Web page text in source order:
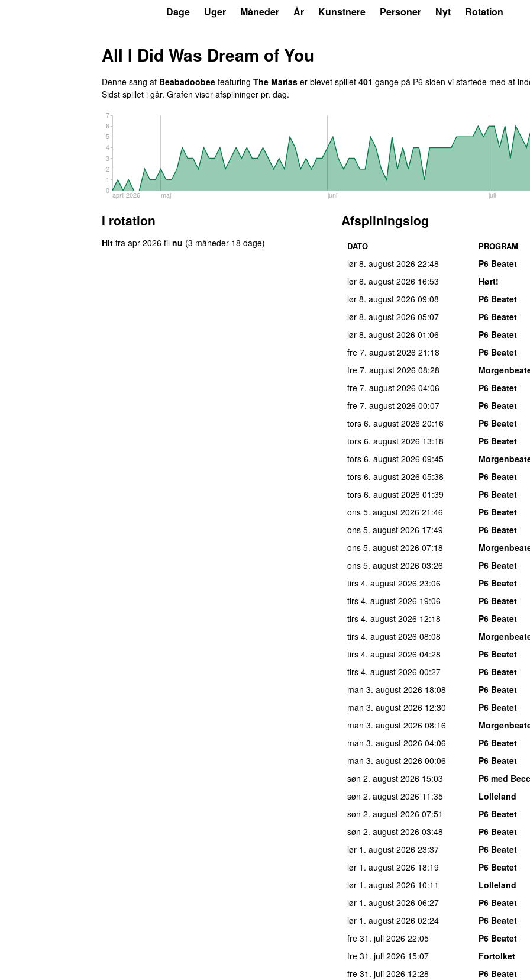
Dage Uger Måneder År Kunstnere Personer Nyt Rotation
All I Did Was Dream of You
Denne sang af Beabadoobee featuring The Marías er blevet spillet 401 gange på P6 siden vi startede med at
Sidst spillet i går. Grafen viser afspilninger pr. dag.
april 2026 maj juni juli
0
1
2
3
4
5
6
7
I rotation
Hit fra apr 2026 til nu (3 måneder 18 dage)
Afspilningslog
DATO PROGRAM
lør 8. august 2026 22:48
P6 Beatet
lør 8. august 2026 16:53
Hørt!
lør 8. august 2026 09:08
P6 Beatet
lør 8. august 2026 05:07
P6 Beatet
lør 8. august 2026 01:06
P6 Beatet
fre 7. august 2026 21:18
P6 Beatet
fre 7. august 2026 08:28
fre 7. august 2026 04:06
P6 Beatet
fre 7. august 2026 00:07
P6 Beatet
tors 6. august 2026 20:16
P6 Beatet
tors 6. august 2026 13:18
P6 Beatet
tors 6. august 2026 09:45
tors 6. august 2026 05:38
P6 Beatet
tors 6. august 2026 01:39
P6 Beatet
ons 5. august 2026 21:46
P6 Beatet
ons 5. august 2026 17:49
P6 Beatet
ons 5. august 2026 07:18
ons 5. august 2026 03:26
P6 Beatet
tirs 4. august 2026 23:06
P6 Beatet
tirs 4. august 2026 19:06
P6 Beatet
tirs 4. august 2026 12:18
P6 Beatet
tirs 4. august 2026 08:08
tirs 4. august 2026 04:28
P6 Beatet
tirs 4. august 2026 00:27
P6 Beatet
man 3. august 2026 18:08
P6 Beatet
man 3. august 2026 12:30
P6 Beatet
man 3. august 2026 08:16
man 3. august 2026 04:06
P6 Beatet
man 3. august 2026 00:06
P6 Beatet
søn 2. august 2026 15:03
P6 med
søn 2. august 2026 11:35
Lolleland
søn 2. august 2026 07:51
P6 Beatet
søn 2. august 2026 03:48
P6 Beatet
lør 1. august 2026 23:37
P6 Beatet
lør 1. august 2026 18:19
P6 Beatet
lør 1. august 2026 10:11
Lolleland
lør 1. august 2026 06:27
P6 Beatet
lør 1. august 2026 02:24
P6 Beatet
fre 31. juli 2026 22:05
P6 Beatet
fre 31. juli 2026 15:07
Fortolket
fre 31. juli 2026 12:28
P6 Beatet